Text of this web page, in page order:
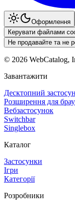
Оформлення
Керувати файлами
Не продавайте та не
© 2026 WebCatalog,
Завантажити
Десктопний
Розширення для
Вебзастосунок
Switchbar
Singlebox
Каталог
Застосунки
Ігри
Категорії
Розробники